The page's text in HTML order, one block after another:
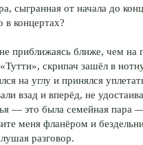
сыгранная от начала до
в концертах?
приближаясь ближе, чем на
скрипач зашёл в
на углу и принялся
взад и вперёд, не
— это была семейная пара
меня фланёром и
разговор.